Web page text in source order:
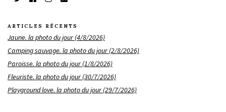
ARTICLES RÉCENTS
Jaune. la photo du jour (4/8/2026)
Camping sauvage. la photo du jour (2/8/2026)
Paroisse. la photo du jour (1/8/2026)
Fleuriste. la photo du jour (30/7/2026)
Playground love. la photo du jour (29/7/2026)